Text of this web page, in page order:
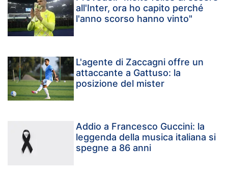
all'Inter, ora ho capito perché
l'anno scorso hanno vinto"
L'agente di Zaccagni offre un
attaccante a Gattuso: la
posizione del mister
Addio a Francesco Guccini: la
leggenda della musica italiana si
spegne a 86 anni